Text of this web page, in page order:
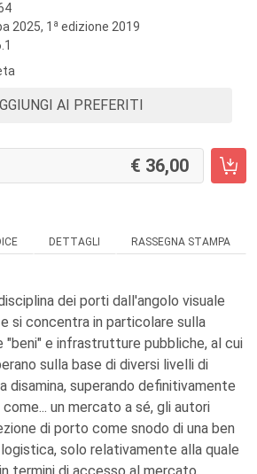
2025, 1 a edizione 2019
AI PREFERITI
36,00
DETTAGLI RASSEGNA STAMPA
dei porti dall'angolo visuale
si concentra in particolare sulla
"beni" e infrastrutture pubbliche, al cui
sulla base di diversi livelli di
disamina, superando definitivamente
un mercato a sé, gli autori
di porto come snodo di una ben
solo relativamente alla quale